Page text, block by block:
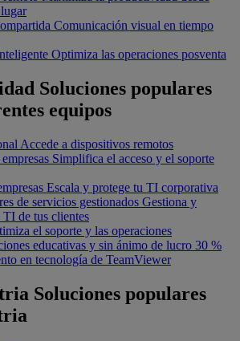
Comunicación visual en tiempo
Optimiza las operaciones posventa
Soluciones populares
equipos
Accede a dispositivos remotos
Simplifica el acceso y el soporte
Escala y protege tu TI corporativa
de servicios gestionados Gestiona y
TI de tus clientes
el soporte y las operaciones
educativas y sin ánimo de lucro 30 %
en tecnología de TeamViewer
Soluciones populares